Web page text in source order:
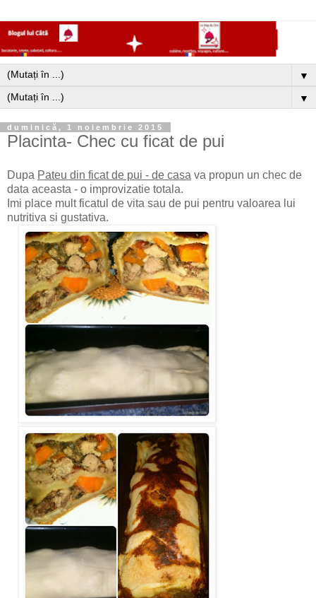
▼
▼
duminică, 1 noiembrie 2015
Placinta- Chec cu ficat de pui
Dupa Pateu din ficat de pui - de casa va propun un chec de
data aceasta - o improvizatie totala.
Imi place mult ficatul de vita sau de pui pentru valoarea lui
nutritiva si gustativa.